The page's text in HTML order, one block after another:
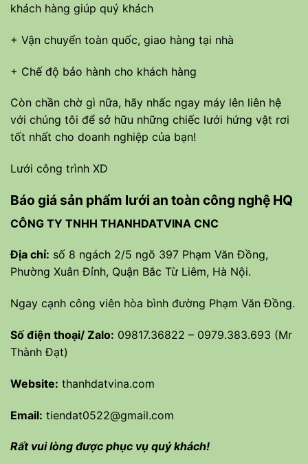
khách hàng giúp quý khách
+ Vận chuyển toàn quốc, giao hàng tại nhà
+ Chế độ bảo hành cho khách hàng
Còn chần chờ gì nữa, hãy nhấc ngay máy lên liên hệ
với chúng tôi để sở hữu những chiếc lưới hứng vật rơi
tốt nhất cho doanh nghiệp của bạn!
Lưới công trình XD
Báo giá sản phẩm lưới an toàn công nghệ HQ
CÔNG TY TNHH THANHDATVINA CNC
Địa chỉ: số 8 ngách 2/5 ngõ 397 Phạm Văn Đồng,
Phường Xuân Đỉnh, Quận Bắc Từ Liêm, Hà Nội.
Ngay cạnh công viên hòa bình đường Phạm Văn Đồng.
Số điện thoại/ Zalo: 09817.36822 – 0979.383.693 (Mr
Thành Đạt)
Website: thanhdatvina.com
Email: tiendat0522@gmail.com
Rất vui lòng được phục vụ quý khách!